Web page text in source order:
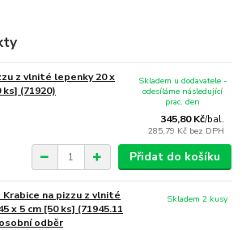
z vlnité lepenky 20 x
ks] (71920)
345,80 Kč/bal.
285,79 Kč bez DPH
Skladem u dodavatele -
odesíláme následující
prac. den
Přidat do košíku
na pizzu z vlnité
x 5 cm [50 ks] (71945.11
odběr
Skladem 2 kusy